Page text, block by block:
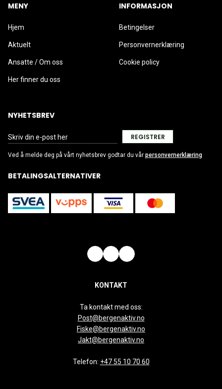
MENY
Hjem
Aktuelt
Ansatte / Om oss
Her finner du oss
INFORMASJON
Betingelser
Personvernerklæring
Cookie policy
NYHETSBREV
REGISTRER
Ved å melde deg på vårt nyhetsbrev godtar du vår personvernerklæring
BETALINGSALTERNATIVER
KONTAKT
Ta kontakt med oss:
Post@bergenaktiv.no
Fiske@bergenaktiv.no
Jakt@bergenaktiv.no
Telefon: +47 55 10 70 60